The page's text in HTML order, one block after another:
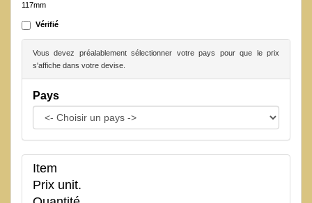
117mm
Vérifié
Vous devez préalablement sélectionner votre pays pour que le prix
s'affiche dans votre devise.
Pays
Item
Prix unit.